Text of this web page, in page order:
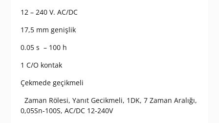
12 – 240 V. AC/DC
17,5 mm genişlik
0.05 s – 100 h
1 C/O kontak
Çekmede geçikmeli
Zaman Rölesi, Yanıt Gecikmeli, 1DK, 7 Zaman Aralığı,
0,05Sn-100S, AC/DC 12-240V